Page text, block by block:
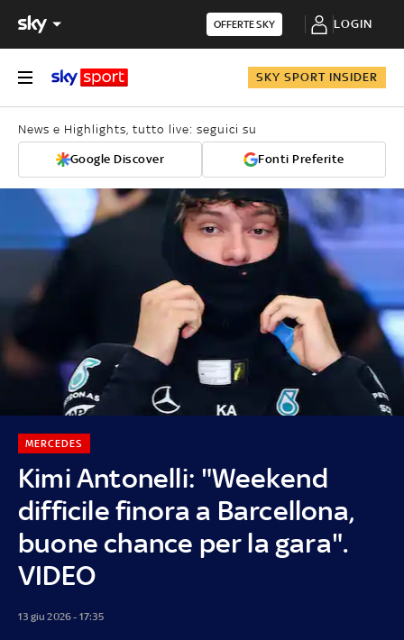
OFFERTE SKY LOGIN
SKY SPORT INSIDER
News e Highlights, tutto live: seguici su
Google Discover Fonti Preferite
Kimi Antonelli: "Weekend
difficile finora a Barcellona,
buone chance per la gara".
VIDEO
MERCEDES
13 giu 2026 - 17:35